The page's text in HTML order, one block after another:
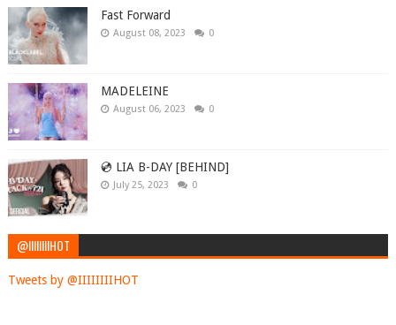
Fast Forward
August 08, 2023 0
MADELEINE
August 06, 2023 0
💿 LIA B-DAY [BEHIND]
July 25, 2023 0
@IIIIIIIIHOT
Tweets by @IIIIIIIIHOT